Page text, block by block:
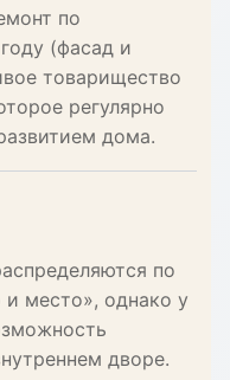
по
(фасад и
товарищество
регулярно
дома.
по
место», однако у
дворе.